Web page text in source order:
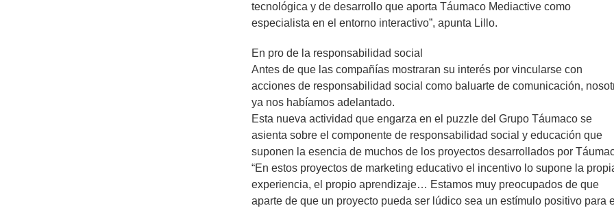
tecnológica y de desarrollo que aporta Táumaco Mediactive como
especialista en el entorno interactivo”, apunta Lillo.
En pro de la responsabilidad social
Antes de que las compañías mostraran su interés por vincularse con
acciones de responsabilidad social como baluarte de comunicación,
ya nos habíamos adelantado.
Esta nueva actividad que engarza en el puzzle del Grupo Táumaco se
asienta sobre el componente de responsabilidad social y educación que
suponen la esencia de muchos de los proyectos desarrollados por
“En estos proyectos de marketing educativo el incentivo lo supone la
experiencia, el propio aprendizaje… Estamos muy preocupados de que
aparte de que un proyecto pueda ser lúdico sea un estímulo positivo para